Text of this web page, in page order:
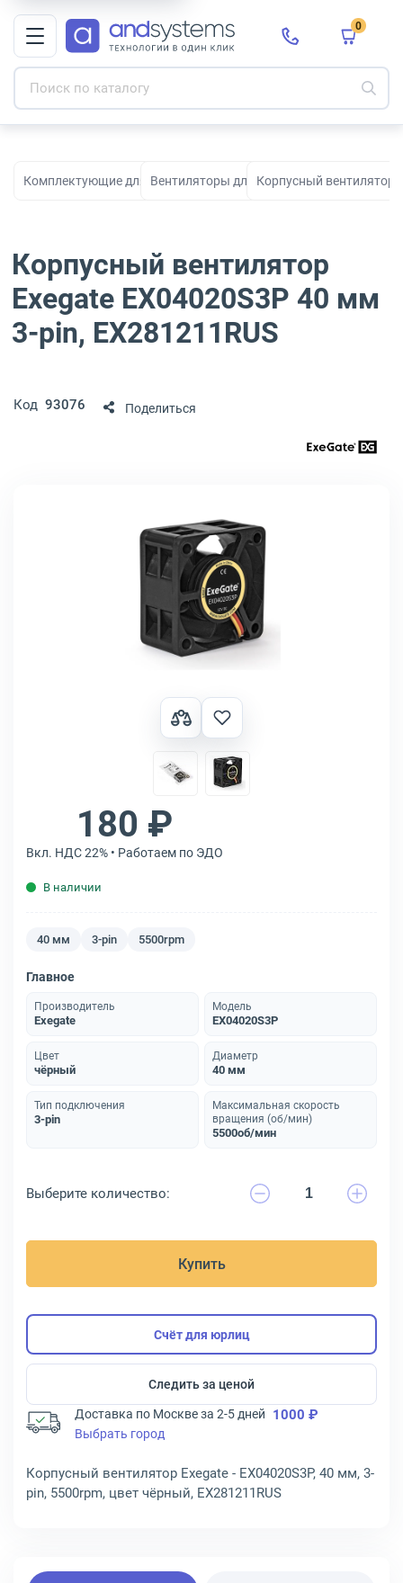
0
Комплектующие для ПК, сборки и модернизации
Вентиляторы для компьютеров
Корпусный вентилятор
Корпусный вентилятор
Exegate EX04020S3P 40 мм
3-pin, EX281211RUS
Код 93076 Поделиться
180 ₽
Вкл. НДС 22% • Работаем по ЭДО
В наличии
40 мм 3-pin 5500rpm
Главное
Производитель
Exegate
Модель
EX04020S3P
Цвет
чёрный
Диаметр
40 мм
Тип подключения
3-pin
Максимальная скорость
вращения (об/мин)
5500об/мин
Выберите количество:
Купить
Счёт для юрлиц
Следить за ценой
Доставка по Москве за 2-5 дней 1000 ₽
Выбрать город
Корпусный вентилятор Exegate - EX04020S3P, 40 мм, 3-
pin, 5500rpm, цвет чёрный, EX281211RUS